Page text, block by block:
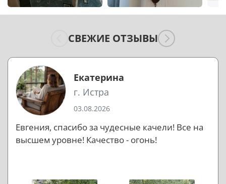
СВЕЖИЕ ОТЗЫВЫ
Екатерина
г. Истра
03.08.2026
Евгения, спасибо за чудесные качели! Все на
высшем уровне! Качество - огонь!